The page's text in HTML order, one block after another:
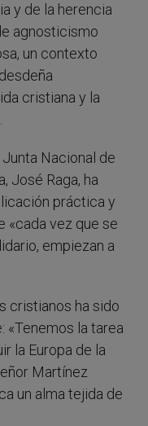
y de la herencia
agnosticismo
un contexto
cristiana y la
Nacional de
José Raga, ha
práctica y
«cada vez que se
empiezan a
cristianos ha sido
«Tenemos la tarea
la Europa de la
Martínez
un alma tejida de